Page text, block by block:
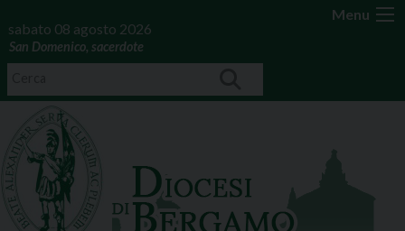
Menu
sabato 08 agosto 2026
San Domenico, sacerdote